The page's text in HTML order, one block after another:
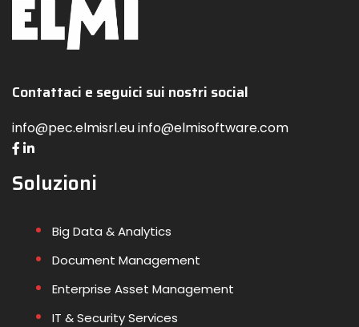
Contattaci e seguici sui nostri social
info@pec.elmisrl.eu info@elmisoftware.com
Soluzioni
Big Data & Analytics
Document Management
Enterprise Asset Management
IT & Security Services